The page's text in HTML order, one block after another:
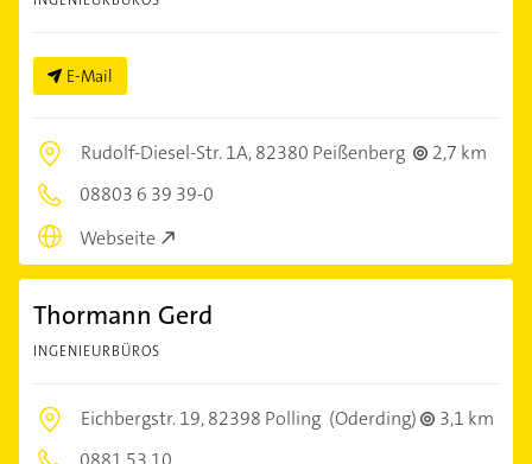
E-Mail
Rudolf-Diesel-Str. 1A,82380 Peißenberg
2,7 km
08803 6 39 39-0
Webseite
Thormann Gerd
INGENIEURBÜROS
Eichbergstr. 19,82398 Polling (Oderding)
3,1 km